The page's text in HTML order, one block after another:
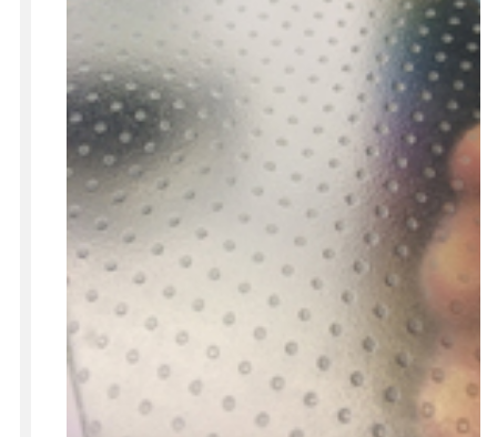
BARRES DE STABILISATION
JOINTS D'ÉTANCHÉITÉS
FIXATION GARDES CORPS
SYSTÈMES PIVOTANTS
SYSTÈMES COULISSANTS
LE CATALOGUE ACCESSOIRES
(STROMBINOSCOPE)
ACCESSOIRES EN PROMOTIONS
EXEMPLES, RÉALISATIONS, INSPIRATIONS
NUANCIER RAL